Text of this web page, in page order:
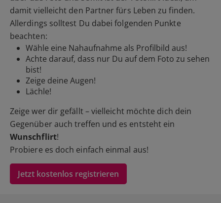
damit vielleicht den Partner fürs Leben zu finden.
Allerdings solltest Du dabei folgenden Punkte
beachten:
Wähle eine Nahaufnahme als Profilbild aus!
Achte darauf, dass nur Du auf dem Foto zu sehen
bist!
Zeige deine Augen!
Lächle!
Zeige wer dir gefällt – vielleicht möchte dich dein
Gegenüber auch treffen und es entsteht ein
Wunschflirt!
Probiere es doch einfach einmal aus!
Jetzt kostenlos registrieren